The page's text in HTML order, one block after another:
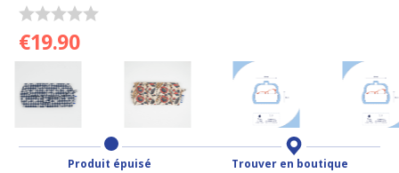
€19.90
Produit épuisé Trouver en boutique